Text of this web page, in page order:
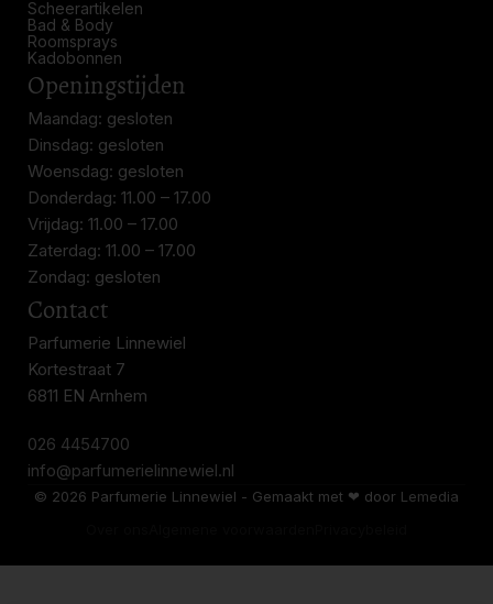
Scheerartikelen
Bad & Body
Roomsprays
Kadobonnen
Openingstijden
Maandag: gesloten
Dinsdag: gesloten
Woensdag: gesloten
Donderdag: 11.00 – 17.00
Vrijdag: 11.00 – 17.00
Zaterdag: 11.00 – 17.00
Zondag: gesloten
Contact
Parfumerie Linnewiel
Kortestraat 7
6811 EN Arnhem
026 4454700
info@parfumerielinnewiel.nl
© 2026 Parfumerie Linnewiel - Gemaakt met ❤ door Lemedia